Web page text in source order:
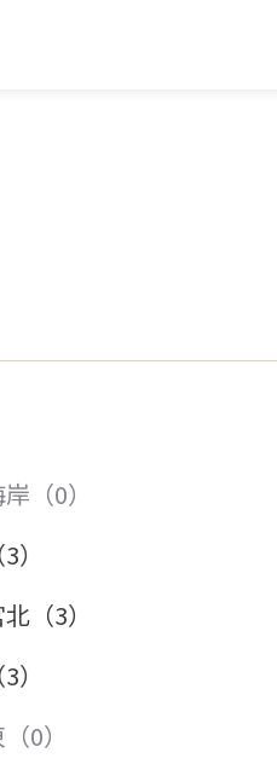
（0）
）
（3）
0）